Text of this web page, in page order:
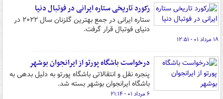
رکورد تاریخی ستاره ایرانی در فوتبال دنیا
ستاره ایرانی در جمع بهترین گلزنان سال ۲۰۲۲ در
دنیای فوتبال قرار گرفت.
۱۸ مرداد ۰۱ - ۱۲:۵۱
درخواست باشگاه پورتو از ایرانجوان بوشهر
پنجره نقل و انتقالاتی باشگاه پورتو به دلیل بدهی به
باشگاه ایرانجوان بوشهر بسته شد.
۶ مرداد ۰۱ - ۲۱:۱۴